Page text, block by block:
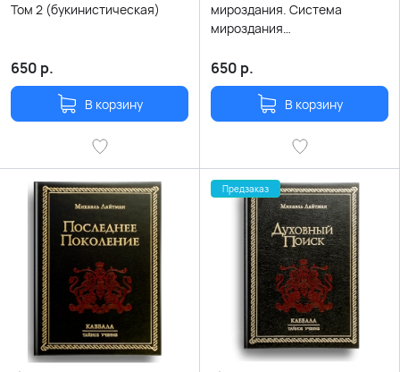
Том 2 (букинистическая)
650 р.
В корзину
мироздания. Система
мироздания
650 р.
В корзину
Предзаказ